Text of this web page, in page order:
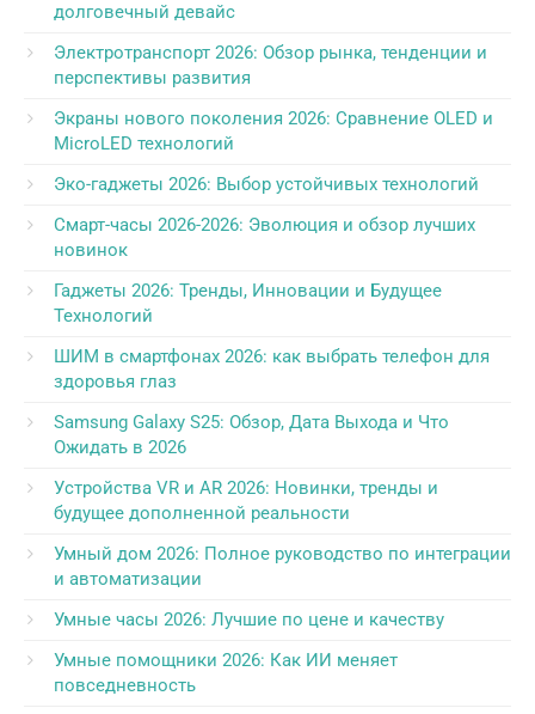
долговечный девайс
Электротранспорт 2026: Обзор рынка, тенденции и
перспективы развития
Экраны нового поколения 2026: Сравнение OLED и
MicroLED технологий
Эко-гаджеты 2026: Выбор устойчивых технологий
Смарт-часы 2026-2026: Эволюция и обзор лучших
новинок
Гаджеты 2026: Тренды, Инновации и Будущее
Технологий
ШИМ в смартфонах 2026: как выбрать телефон для
здоровья глаз
Samsung Galaxy S25: Обзор, Дата Выхода и Что
Ожидать в 2026
Устройства VR и AR 2026: Новинки, тренды и
будущее дополненной реальности
Умный дом 2026: Полное руководство по интеграции
и автоматизации
Умные часы 2026: Лучшие по цене и качеству
Умные помощники 2026: Как ИИ меняет
повседневность